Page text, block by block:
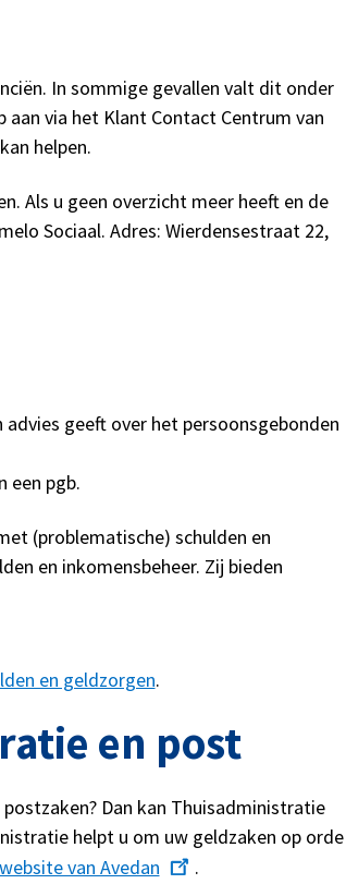
In sommige gevallen valt dit onder
aan via het Klant Contact Centrum van
helpen.
Als u geen overzicht meer heeft en de
Sociaal. Adres: Wierdensestraat 22,
geeft over het persoonsgebonden
een pgb.
(problematische) schulden en
en inkomensbeheer. Zij bieden
en geldzorgen.
en post
Dan kan Thuisadministratie
helpt u om uw geldzaken op orde
van Avedan .